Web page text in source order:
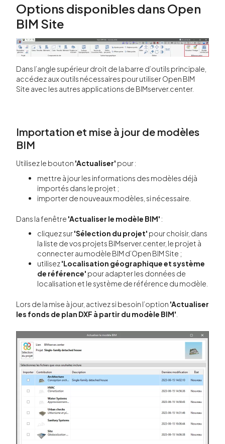
Options disponibles dans Open
BIM Site
Dans l’angle supérieur droit de la barre d’outils principale,
accédez aux outils nécessaires pour utiliser Open BIM
Site avec les autres applications de BIMserver.center.
Importation et mise à jour de modèles
BIM
Utilisez le bouton 'Actualiser' pour :
mettre à jour les informations des modèles déjà
importés dans le projet ;
importer de nouveaux modèles, si nécessaire.
Dans la fenêtre 'Actualiser le modèle BIM' :
cliquez sur'Sélection du projet' pour choisir, dans
la liste de vos projets BIMserver.center, le projet à
connecter au modèle BIM d’Open BIM Site ;
utilisez'Localisation géographique et système
de référence' pour adapter les données de
localisation et le système de référence du modèle.
Lors de la mise à jour, activez si besoin l’option 'Actualiser
les fonds de plan DXF à partir du modèle BIM'